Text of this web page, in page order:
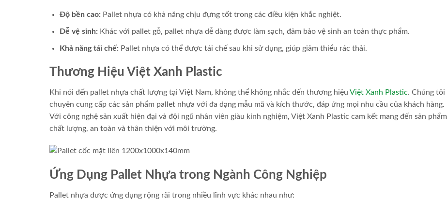
Độ bền cao: Pallet nhựa có khả năng chịu đựng tốt trong các điều kiện khắc nghiệt.
Dễ vệ sinh: Khác với pallet gỗ, pallet nhựa dễ dàng được làm sạch, đảm bảo vệ sinh an toàn thực phẩm.
Khả năng tái chế: Pallet nhựa có thể được tái chế sau khi sử dụng, giúp giảm thiểu rác thải.
Thương Hiệu Việt Xanh Plastic
Khi nói đến pallet nhựa chất lượng tại Việt Nam, không thể không nhắc đến thương hiệu Việt Xanh Plastic. Chúng tôi
chuyên cung cấp các sản phẩm pallet nhựa với đa dạng mẫu mã và kích thước, đáp ứng mọi nhu cầu của khách hàng.
Với công nghệ sản xuất hiện đại và đội ngũ nhân viên giàu kinh nghiệm, Việt Xanh Plastic cam kết mang đến sản phẩm
chất lượng, an toàn và thân thiện với môi trường.
Ứng Dụng Pallet Nhựa trong Ngành Công Nghiệp
Pallet nhựa được ứng dụng rộng rãi trong nhiều lĩnh vực khác nhau như: